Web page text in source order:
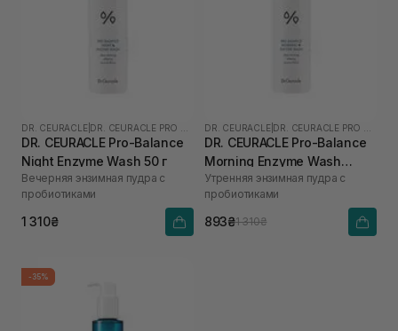
DR. CEURACLE
DR. CEURACLE Pro-Balance
Night Enzyme Wash 50 г
Вечерняя энзимная пудра с
пробиотиками
1 310₴
DR. CEURACLE
DR. CEURACLE Pro-Balance
Morning Enzyme Wash
(термін до 01.27р.) 50 г
Утренняя энзимная пудра с
пробиотиками
893₴1 310₴
-35%